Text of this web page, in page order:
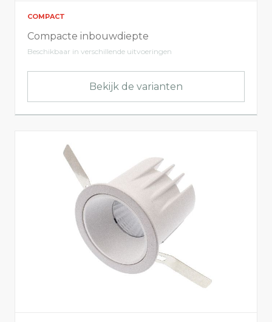
Lumen output
COMPACT
Compacte inbouwdiepte
Beschikbaar in verschillende uitvoeringen
Bekijk de varianten